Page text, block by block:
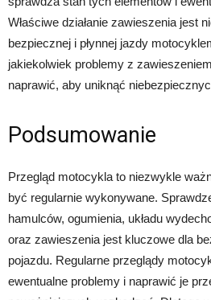
Właściwe działanie zawieszenia jest
bezpiecznej i płynnej jazdy
jakiekolwiek problemy z
naprawić, aby uniknąć
Podsumowanie
Przegląd motocykla to niezwykle
być regularnie wykonywane.
hamulców, ogumienia, układu
oraz zawieszenia jest kluczowe dla
pojazdu. Regularne przeglądy
ewentualne problemy i naprawić je